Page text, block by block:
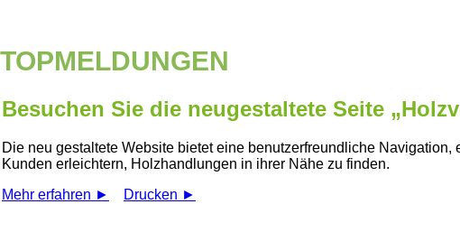
TOPMELDUNGEN
Besuchen Sie die neugestaltete Seite
Die neu gestaltete Website bietet eine benutzerfreundliche
Kunden erleichtern, Holzhandlungen in ihrer Nähe zu finden.
Mehr erfahren ►
Drucken ►